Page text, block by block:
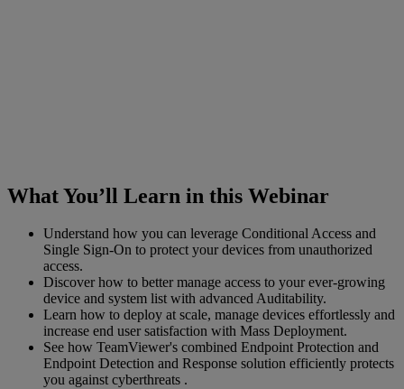
What You’ll Learn in this Webinar
Understand how you can leverage Conditional Access and
Single Sign-On to protect your devices from unauthorized
access.
Discover how to better manage access to your ever-growing
device and system list with advanced Auditability.
Learn how to deploy at scale, manage devices effortlessly and
increase end user satisfaction with Mass Deployment.
See how TeamViewer's combined Endpoint Protection and
Endpoint Detection and Response solution efficiently protects
you against cyberthreats .